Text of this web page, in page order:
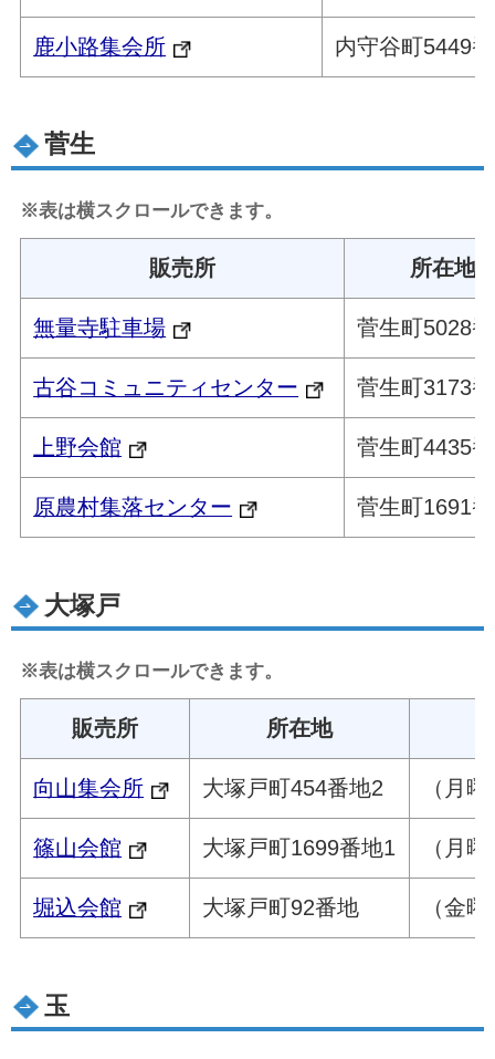
鹿小路集会所 内守谷町5449
菅生
※表は横スクロールできます。
販売所 所在地
無量寺駐車場 菅生町5028
古谷コミュニティセンター 菅生町3173
上野会館 菅生町4435
原農村集落センター 菅生町1691
大塚戸
※表は横スクロールできます。
販売所 所在地
向山集会所 大塚戸町454番地2 （月
篠山会館 大塚戸町1699番地1 （月
堀込会館 大塚戸町92番地 （金
玉